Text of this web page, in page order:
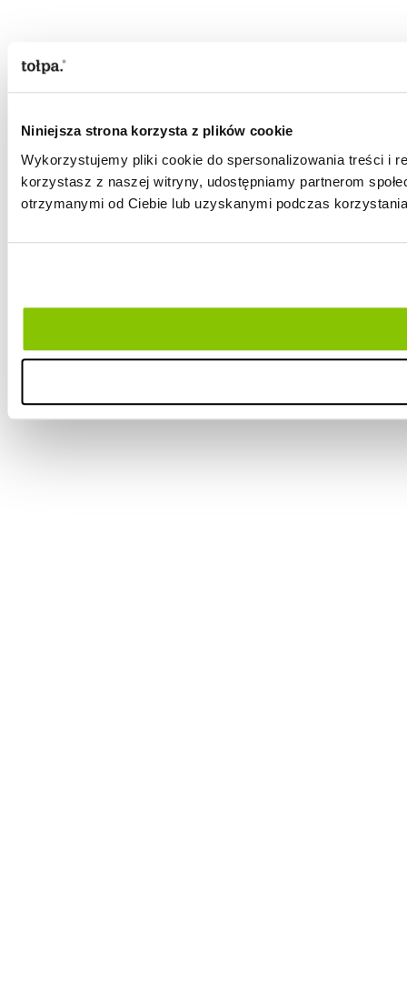
Niniejsza strona korzysta z plików cookie
Wykorzystujemy pliki cookie do spersonalizowania treści i
korzystasz z naszej witryny, udostępniamy partnerom
otrzymanymi od Ciebie lub uzyskanymi podczas